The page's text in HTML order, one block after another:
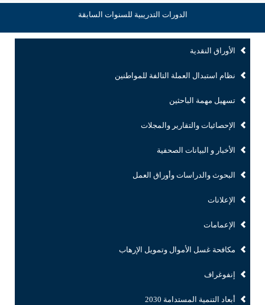
الدورات التدريبية للسنوات السابقة
الأوراق النقدية
نظام استبدال العملة التالفة للمواطنين
تسهيل مهمة الباحثين
الإحصائيات والتقارير والمجلات
الأخبار و البيانات الصحفية
البحوث والدراسات وأوراق العمل
الإعلانات
الإعمامات
مكافحة غسل الأموال وتمويل الإرهاب
إنفوغراف
أبعاد التنمية المستدامة 2030